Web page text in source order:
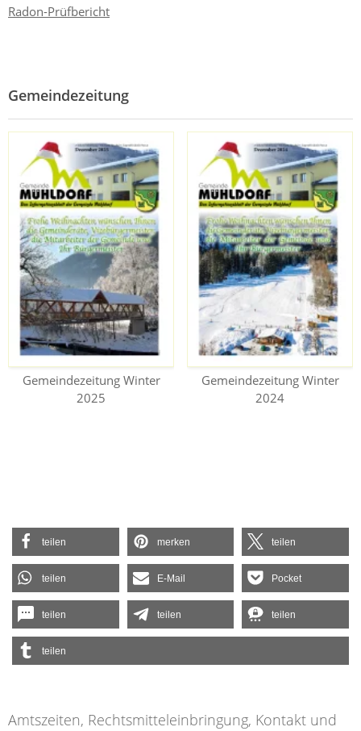
Radon-Prüfbericht
Gemeindezeitung
Gemeindezeitung Winter
2025
Gemeindezeitung Winter
2024
teilen merken teilen
teilen E-Mail Pocket
teilen teilen teilen
teilen
Amtszeiten, Rechtsmitteleinbringung, Kontakt und